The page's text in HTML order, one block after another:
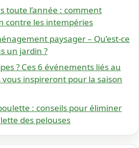
toute l’année : comment
contre les intempéries
paysager – Qu’est-ce
un jardin ?
? Ces 6 événements liés au
inspireront pour la saison
: conseils pour éliminer
des pelouses